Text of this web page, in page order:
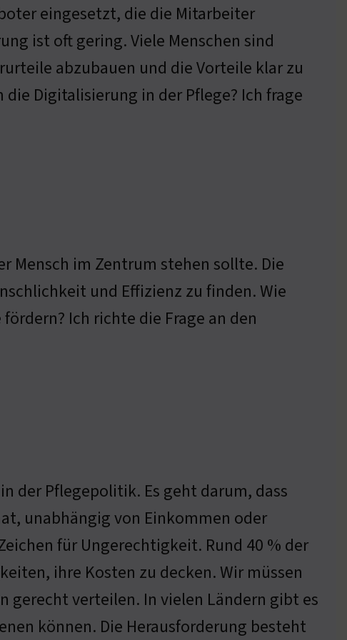
eingesetzt, die die Mitarbeiter
ist oft gering. Viele Menschen sind
abzubauen und die Vorteile klar zu
Digitalisierung in der Pflege? Ich frage
Mensch im Zentrum stehen sollte. Die
und Effizienz zu finden. Wie
Ich richte die Frage an den
der Pflegepolitik. Es geht darum, dass
unabhängig von Einkommen oder
für Ungerechtigkeit. Rund 40 % der
ihre Kosten zu decken. Wir müssen
gerecht verteilen. In vielen Ländern gibt es
können. Die Herausforderung besteht